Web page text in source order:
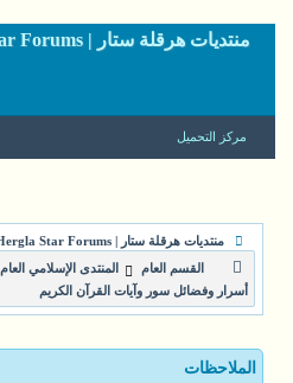
منتديات هرقلة ستار | Hergla Star Forums
مركز التحميل
منتديات هرقلة ستار | Hergla Star Forums
القسم العام
المنتدى الإسلامي العام
أسرار وفضائل سور وآيات القرآن الكريم
الملاحظات